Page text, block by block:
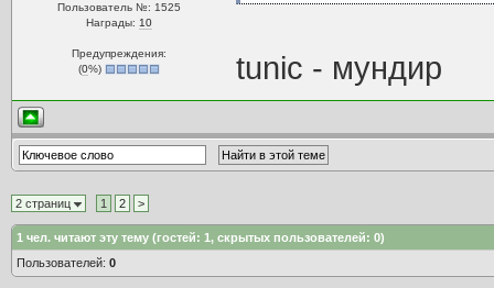
Пользователь №: 1525
Награды: 10
Предупреждения:
(0%) tunic - мундир
2 страниц 1 2 >
1 чел. читают эту тему (гостей: 1, скрытых пользователей: 0)
Пользователей: 0